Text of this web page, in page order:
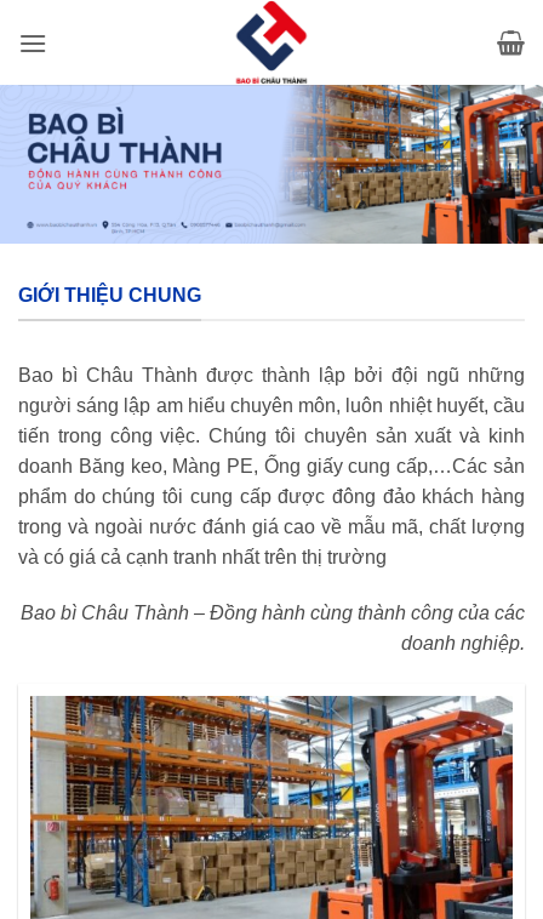
qua
GIỚI THIỆU CHUNG
Bao bì Châu Thành được thành lập bởi đội ngũ những
người sáng lập am hiểu chuyên môn, luôn nhiệt huyết, cầu
tiến trong công việc. Chúng tôi chuyên sản xuất và kinh
doanh Băng keo, Màng PE, Ống giấy cung cấp,…Các sản
phẩm do chúng tôi cung cấp được đông đảo khách hàng
trong và ngoài nước đánh giá cao về mẫu mã, chất lượng
và có giá cả cạnh tranh nhất trên thị trường
Bao bì Châu Thành – Đồng hành cùng thành công của các
doanh nghiệp.